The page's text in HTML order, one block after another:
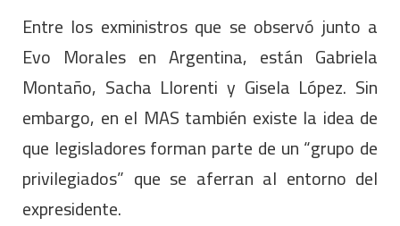
Entre los exministros que se observó junto a
Evo Morales en Argentina, están Gabriela
Montaño, Sacha Llorenti y Gisela López. Sin
embargo, en el MAS también existe la idea de
que legisladores forman parte de un “grupo de
privilegiados” que se aferran al entorno del
expresidente.